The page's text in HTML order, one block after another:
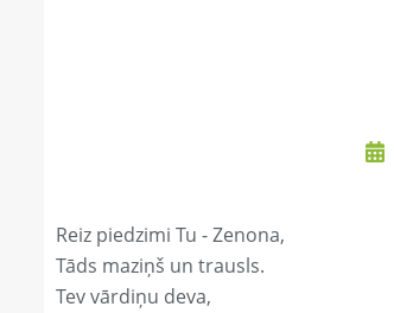
Reiz piedzimi Tu - Zenona,
Tāds maziņš un trausls.
Tev vārdiņu deva,